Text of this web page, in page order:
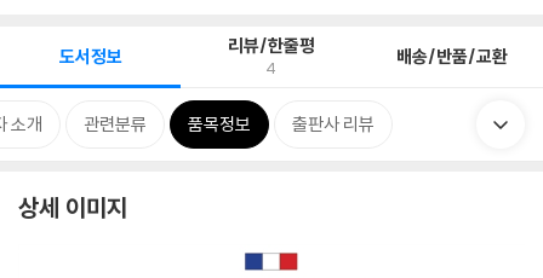
도서정보 리뷰/한줄평
4 배송/반품/교환
소개 관련분류 품목정보 출판사 리뷰
상세 이미지